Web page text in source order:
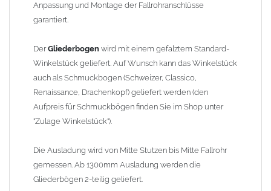
Anpassung und Montage der Fallrohranschlüsse
garantiert.
DerGliederbogen wird mit einem gefalztem Standard-
Winkelstück geliefert. Auf Wunsch kann das Winkelstück
auch als Schmuckbogen (Schweizer, Classico,
Renaissance, Drachenkopf) geliefert werden (den
Aufpreis für Schmuckbögen finden Sie im Shop unter
"Zulage Winkelstück").
Die Ausladung wird von Mitte Stutzen bis Mitte Fallrohr
gemessen. Ab 1300mm Ausladung werden die
Gliederbögen 2-teilig geliefert.